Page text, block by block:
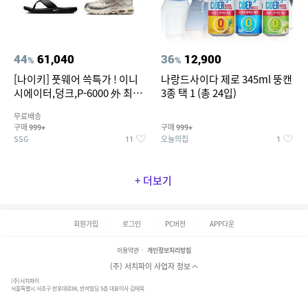
44% 61,040
[나이키] 풋웨어 쓱특가 ! 이니
시에이터,덩크,P-6000 外 최대
무료배송
구매 999+
SSG 11
36% 12,900
나랑드사이다 제로 345ml 뚱캔
3종 택 1 (총 24입)
구매 999+
오늘의집 1
+ 더보기
회원가입 로그인 PC버전 APP다운
이용약관 개인정보처리방침
(주) 서치파이 사업자 정보
(주)서치파이
서울특별시 서초구 반포대로88, 반석빌딩 5층 대표이사 김태묵